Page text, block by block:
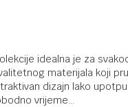
idealna je za
materijala koji
dizajn lako
vrijeme...